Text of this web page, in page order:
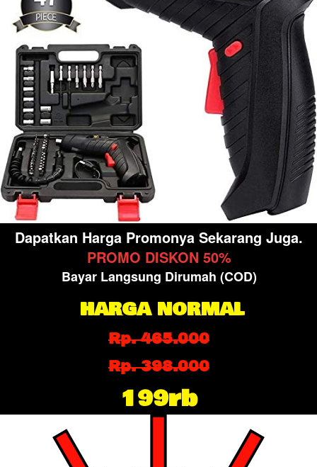
Dapatkan Harga Promonya Sekarang Juga.
PROMO DISKON 50%
Bayar Langsung Dirumah (COD)
HARGA NORMAL
Rp. 465.000
Rp. 398.000
199rb